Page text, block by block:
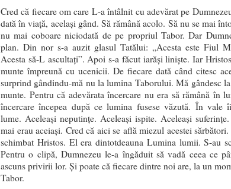
Cred că fiecare om care L-a întâlnit cu adevărat pe
dată în viață, același gând. Să rămână acolo. Să nu se mai
nu mai coboare niciodată de pe propriul Tabor. Dar
plan. Din nor s-a auzit glasul Tatălui: „Acesta este Fiul
Acesta să-L ascultați”. Apoi s-a făcut iarăși liniște. Iar
munte împreună cu ucenicii. De fiecare dată când citesc
surprind gândindu-mă nu la lumina Taborului. Mă gândesc
munte. Pentru că adevărata încercare nu era să rămână în
încercare începea după ce lumina fusese văzută. În vale
lume. Aceleași neputințe. Aceleași ispite. Aceleași
mai erau aceiași. Cred că aici se află miezul acestei
schimbat Hristos. El era dintotdeauna Lumina lumii. S-au
Pentru o clipă, Dumnezeu le-a îngăduit să vadă ceea ce
ascuns privirii lor. Și poate că fiecare dintre noi are, la un
Tabor.